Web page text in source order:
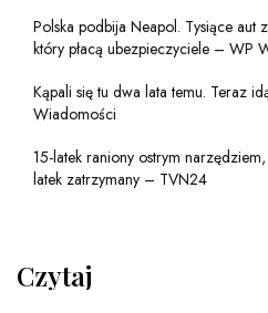
Polska podbija Neapol. Tysiące aut
który płacą ubezpieczyciele – WP
Kąpali się tu dwa lata temu. Teraz
Wiadomości
15-latek raniony ostrym
latek zatrzymany – TVN24
Czytaj